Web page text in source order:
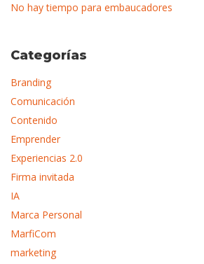
No hay tiempo para embaucadores
Categorías
Branding
Comunicación
Contenido
Emprender
Experiencias 2.0
Firma invitada
IA
Marca Personal
MarfiCom
marketing